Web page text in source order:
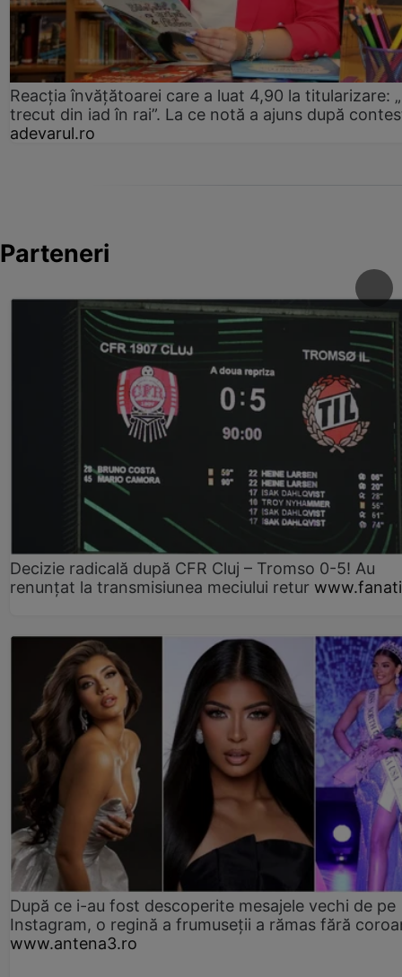
Reacția învățătoarei care a luat 4,90 la titularizare:
trecut din iad în rai”. La ce notă a ajuns după
adevarul.ro
Parteneri
Decizie radicală după CFR Cluj – Tromso 0-5! Au
renunțat la transmisiunea meciului retur
După ce i-au fost descoperite mesajele vechi de pe
Instagram, o regină a frumuseții a rămas fără
www.antena3.ro